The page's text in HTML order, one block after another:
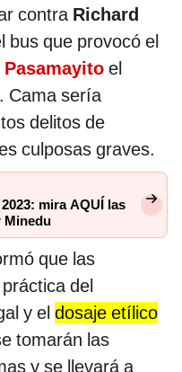
contra Richard
bus que provocó el
Pasamayito el
Cama sería
delitos de
culposas graves.
mira AQUÍ las
Minedu
que las
del
y el dosaje etílico
tomarán las
y se llevará a